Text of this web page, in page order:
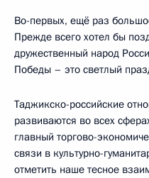
Во-первых, ещё раз
Прежде всего хотел бы
дружественный народ
Победы – это светлый
Таджикско-российские
развиваются во всех
главный торгово-
связи в культурно-
отметить наше тесное